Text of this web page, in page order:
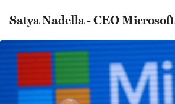
Satya Nadella - CEO Microsoft